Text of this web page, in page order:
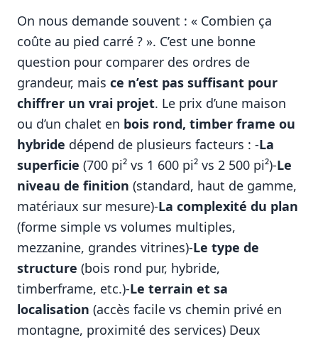
On nous demande souvent : « Combien ça
coûte au pied carré ? ». C’est une bonne
question pour comparer des ordres de
grandeur, mais ce n’est pas suffisant pour
chiffrer un vrai projet. Le prix d’une maison
ou d’un chalet en bois rond, timber frame ou
hybride dépend de plusieurs facteurs : -La
superficie (700 pi² vs 1 600 pi² vs 2 500 pi²)-Le
niveau de finition (standard, haut de gamme,
matériaux sur mesure)-La complexité du plan
(forme simple vs volumes multiples,
mezzanine, grandes vitrines)-Le type de
structure (bois rond pur, hybride,
timberframe, etc.)-Le terrain et sa
localisation (accès facile vs chemin privé en
montagne, proximité des services) Deux